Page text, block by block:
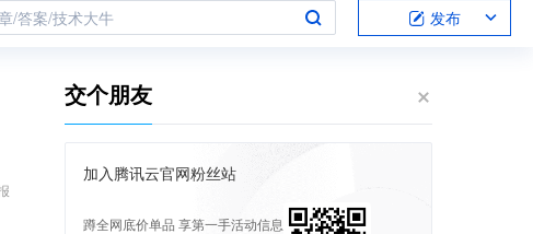
/答案/技术大牛 发布
交个朋友
加入腾讯云官网粉丝站
蹲全网底价单品 享第一手活动信息